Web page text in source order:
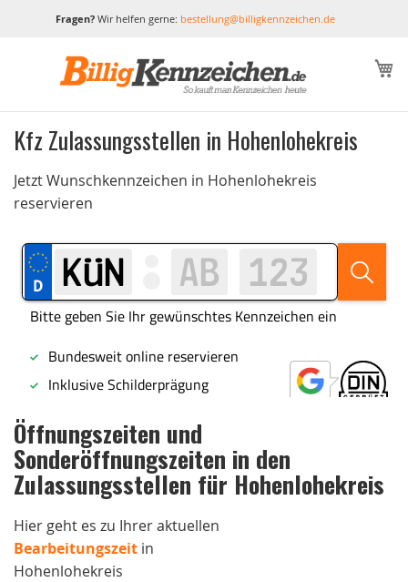
Fragen?Wir helfen gerne: bestellung@billigkennzeichen.de
Kfz Zulassungsstellen in Hohenlohekreis
Jetzt Wunschkennzeichen in Hohenlohekreis
reservieren
Öffnungszeiten und
Sonderöffnungszeiten in den
Zulassungsstellen für Hohenlohekreis
Hier geht es zu Ihrer aktuellen
Bearbeitungszeit in
Hohenlohekreis